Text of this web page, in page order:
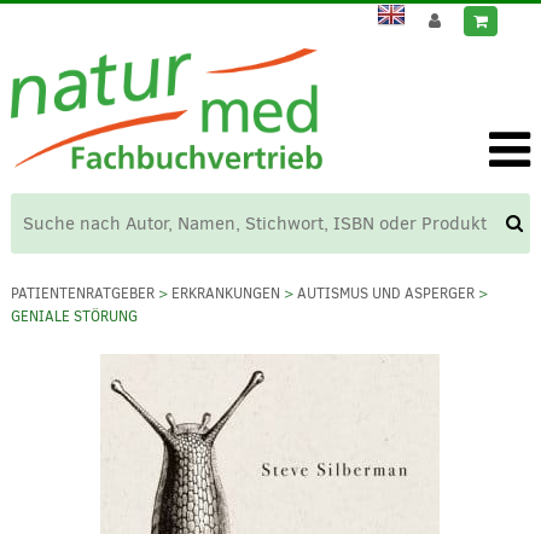
PATIENTENRATGEBER> ERKRANKUNGEN >AUTISMUS UND ASPERGER>
GENIALE STÖRUNG